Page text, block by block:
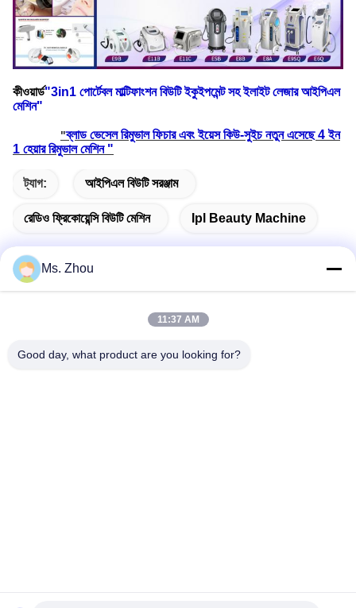
কীওয়ার্ড"3in1 পোর্টেবল মাল্টিফাংশন বিউটি ইকুইপমেন্ট সহ ইলাইট লেজার আইপিএল
মেশিন"
"ব্লাড ভেসেল রিমুভাল ফিচার এবং ইয়েস কিউ-সুইচ নতুন এসেছে 4 ইন
1 হেয়ার রিমুভাল মেশিন "
ট্যাগ: আইপিএল বিউটি সরঞ্জাম
রেডিও ফ্রিকোয়েন্সি বিউটি মেশিন Ipl Beauty Machine
ঠিকানা
Ms. Zhou
11:37 AM
Good day, what product are you looking for?